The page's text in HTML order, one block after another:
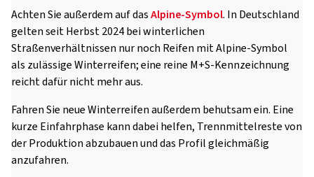
Achten Sie außerdem auf dasAlpine-Symbol. In Deutschland
gelten seit Herbst 2024 bei winterlichen
Straßenverhältnissen nur noch Reifen mit Alpine-Symbol
als zulässige Winterreifen; eine reine M+S-Kennzeichnung
reicht dafür nicht mehr aus.
Fahren Sie neue Winterreifen außerdem behutsam ein. Eine
kurze Einfahrphase kann dabei helfen, Trennmittelreste von
der Produktion abzubauen und das Profil gleichmäßig
anzufahren.